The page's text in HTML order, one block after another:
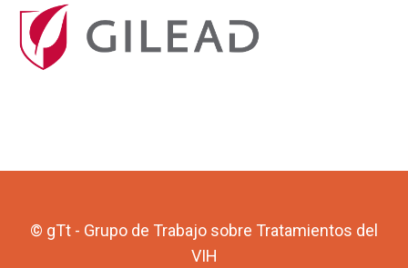
© gTt - Grupo de Trabajo sobre Tratamientos del
VIH